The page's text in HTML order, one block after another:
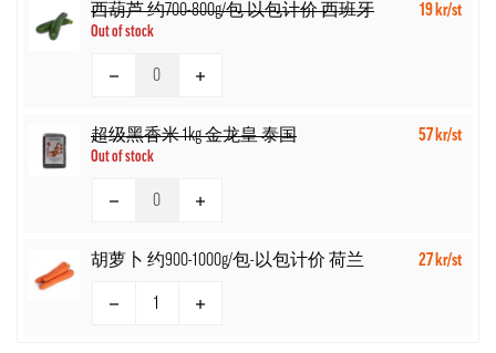
西葫芦 约700-800g/包 以包计价 西班牙
Out of stock
19 kr/st
超级黑香米 1kg 金龙皇 泰国
Out of stock
57 kr/st
胡萝卜 约900-1000g/包-以包计价 荷兰 27 kr/st